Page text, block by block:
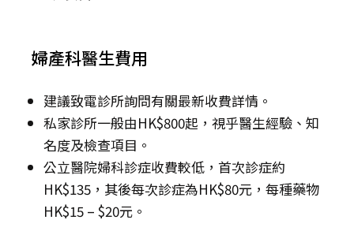
婦產科醫生費用
建議致電診所詢問有關最新收費詳情。
私家診所一般由HK$800起，視乎醫生經驗、知
名度及檢查項目。
公立醫院婦科診症收費較低，首次診症約
HK$135，其後每次診症為HK$80元，每種藥物
HK$15 – $20元。